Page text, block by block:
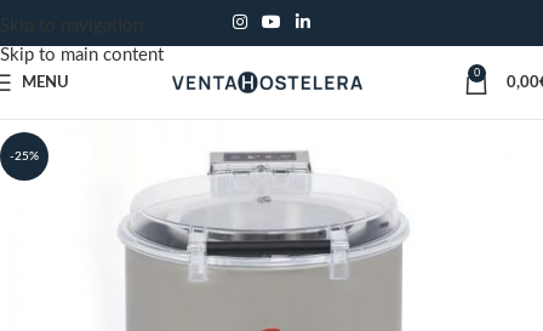
Skip to navigation
Skip to main content
MENU
0
0,00
-25%